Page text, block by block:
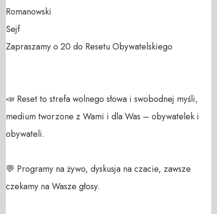
Romanowski
Sejf
Zapraszamy o 20 do Resetu Obywatelskiego
📣 Reset to strefa wolnego słowa i swobodnej myśli,
medium tworzone z Wami i dla Was – obywatelek i
obywateli.
💬 Programy na żywo, dyskusja na czacie, zawsze
czekamy na Wasze głosy.